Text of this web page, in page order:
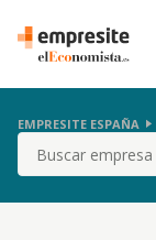
EMPRESITE ESPAÑA
Buscar